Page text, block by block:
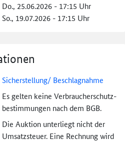
Do., 25.06.2026 - 17:15 Uhr
So., 19.07.2026 - 17:15 Uhr
Sicherstellung/ Beschlagnahme
Es gelten keine Verbraucher­schutz­
bestimmungen nach dem BGB.
Die Auktion unterliegt nicht der
Umsatzsteuer. Eine Rechnung wird